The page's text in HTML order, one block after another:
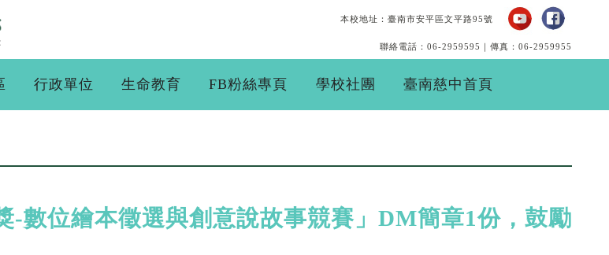
本校地址：臺南市安平區文平路95號
聯絡電話：06-2959595｜傳真：06-2959955
行政單位 生命教育 FB粉絲專頁 學校社團 臺南慈中首頁
數位繪本徵選與創意說故事競賽」DM簡章1份，鼓勵